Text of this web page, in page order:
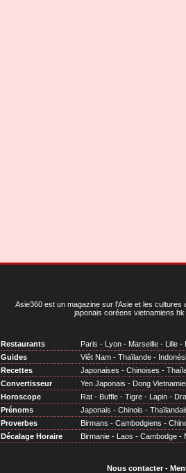
Asie360 est un magazine sur l'Asie et les cultures
japonais coréens vietnamiens
Restaurants Paris - Lyon - Marseille - Lille -
Guides
Viêt Nam - Thaïlande -
Recettes
Japonaises - Chinoises -
Convertisseur
Yen Japonais - Dong
Horoscope
Rat - Buffle - Tigre - Lapin -
Prénoms
Japonais - Chinois -
Proverbes
Birmans - Cambodgiens -
Décalage Horaire
Birmanie - Laos - Cambodge -
Nous contacter-